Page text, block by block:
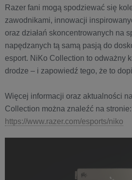
Razer fani mogą spodziewać się
zawodnikami, innowacji
oraz działań skoncentrowanych na
napędzanych tą samą pasją do
esport. NiKo Collection to odważny
drodze – i zapowiedź tego, że to
Więcej informacji oraz aktualności
Collection można znaleźć na stronie:
https://www.razer.com/esports/niko